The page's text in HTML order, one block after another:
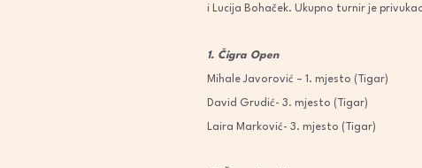
i Lucija Bohaček. Ukupno turnir je
1. Čigra Open
Mihale Javorović – 1. mjesto (Tigar)
David Grudić- 3. mjesto (Tigar)
Laira Marković- 3. mjesto (Tigar)